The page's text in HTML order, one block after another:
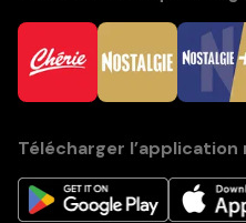
Télécharger l’application